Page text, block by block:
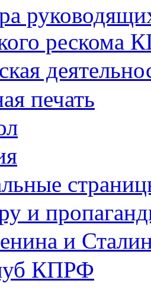
рескома
печать
и
и
КПРФ